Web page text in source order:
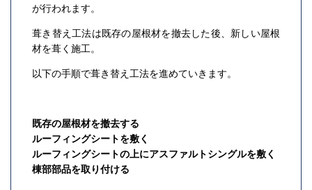
が行われます。
葺き替え工法は既存の屋根材を撤去した後、新しい屋根
材を葺く施工。
以下の手順で葺き替え工法を進めていきます。
既存の屋根材を撤去する
ルーフィングシートを敷く
ルーフィングシートの上にアスファルトシングルを敷く
棟部部品を取り付ける